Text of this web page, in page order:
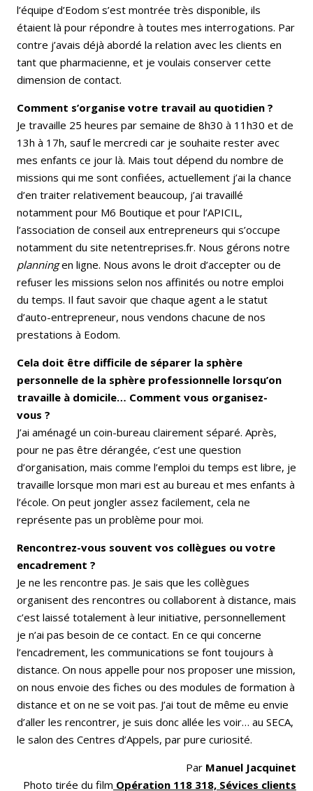
l’équipe d’Eodom s’est montrée très disponible, ils
étaient là pour répondre à toutes mes interrogations. Par
contre j’avais déjà abordé la relation avec les clients en
tant que pharmacienne, et je voulais conserver cette
dimension de contact.
Comment s’organise votre travail au quotidien ?
Je travaille 25 heures par semaine de 8h30 à 11h30 et de
13h à 17h, sauf le mercredi car je souhaite rester avec
mes enfants ce jour là. Mais tout dépend du nombre de
missions qui me sont confiées, actuellement j’ai la chance
d’en traiter relativement beaucoup, j’ai travaillé
notamment pour M6 Boutique et pour l’APICIL,
l’association de conseil aux entrepreneurs qui s’occupe
notamment du site netentreprises.fr. Nous gérons notre
planningen ligne. Nous avons le droit d’accepter ou de
refuser les missions selon nos affinités ou notre emploi
du temps. Il faut savoir que chaque agent a le statut
d’auto-entrepreneur, nous vendons chacune de nos
prestations à Eodom.
Cela doit être difficile de séparer la sphère
personnelle de la sphère professionnelle lorsqu’on
travaille à domicile… Comment vous organisez-
vous ?
J’ai aménagé un coin-bureau clairement séparé. Après,
pour ne pas être dérangée, c’est une question
d’organisation, mais comme l’emploi du temps est libre, je
travaille lorsque mon mari est au bureau et mes enfants à
l’école. On peut jongler assez facilement, cela ne
représente pas un problème pour moi.
Rencontrez-vous souvent vos collègues ou votre
encadrement ?
Je ne les rencontre pas. Je sais que les collègues
organisent des rencontres ou collaborent à distance, mais
c’est laissé totalement à leur initiative, personnellement
je n’ai pas besoin de ce contact. En ce qui concerne
l’encadrement, les communications se font toujours à
distance. On nous appelle pour nos proposer une mission,
on nous envoie des fiches ou des modules de formation à
distance et on ne se voit pas. J’ai tout de même eu envie
d’aller les rencontrer, je suis donc allée les voir… au SECA,
le salon des Centres d’Appels, par pure curiosité.
Par Manuel Jacquinet
Photo tirée du film Opération 118 318, Sévices clients